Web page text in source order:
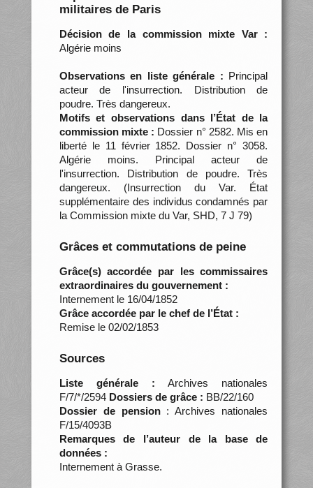
militaires de Paris
Décision de la commission mixte Var :
Algérie moins
Observations en liste générale : Principal
acteur de l'insurrection. Distribution de
poudre. Très dangereux.
Motifs et observations dans l’État de la
commission mixte : Dossier n° 2582. Mis en
liberté le 11 février 1852. Dossier n° 3058.
Algérie moins. Principal acteur de
l'insurrection. Distribution de poudre. Très
dangereux. (Insurrection du Var. État
supplémentaire des individus condamnés par
la Commission mixte du Var, SHD, 7 J 79)
Grâces et commutations de peine
Grâce(s) accordée par les commissaires
extraordinaires du gouvernement :
Internement le 16/04/1852
Grâce accordée par le chef de l’État :
Remise le 02/02/1853
Sources
Liste générale : Archives nationales
F/7/*/2594 Dossiers de grâce : BB/22/160
Dossier de pension: Archives nationales
F/15/4093B
Remarques de l’auteur de la base de
données :
Internement à Grasse.